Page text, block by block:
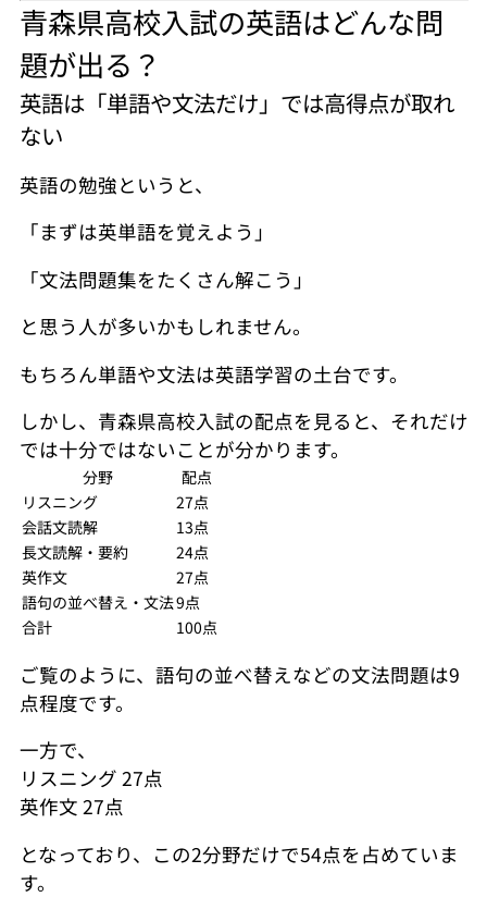
青森県高校入試の英語はどんな問
題が出る？
英語は「単語や文法だけ」では高得点が取れ
ない
英語の勉強というと、
「まずは英単語を覚えよう」
「文法問題集をたくさん解こう」
と思う人が多いかもしれません。
もちろん単語や文法は英語学習の土台です。
しかし、青森県高校入試の配点を見ると、それだけ
では十分ではないことが分かります。
分野
配点
リスニング
27点
会話文読解
13点
長文読解・要約
24点
英作文
27点
語句の並べ替え・文法9点
合計
100点
ご覧のように、語句の並べ替えなどの文法問題は9
点程度です。
一方で、
リスニング 27点
英作文 27点
となっており、この2分野だけで54点を占めていま
す。